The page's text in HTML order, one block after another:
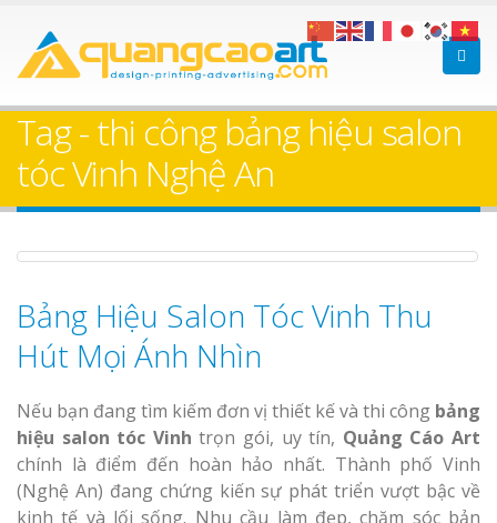
Tag - thi công bảng hiệu salon
tóc Vinh Nghệ An
Bảng Hiệu Salon Tóc Vinh Thu
Hút Mọi Ánh Nhìn
Nếu bạn đang tìm kiếm đơn vị thiết kế và thi công bảng
hiệu salon tóc Vinh trọn gói, uy tín, Quảng Cáo Art
chính là điểm đến hoàn hảo nhất. Thành phố Vinh
(Nghệ An) đang chứng kiến sự phát triển vượt bậc về
kinh tế và lối sống. Nhu cầu làm đẹp, chăm sóc bản
Làm bảng hiệu gỗ tại
Bảng gỗ treo cửa
Làm bảng hiệu gỗ tại
Làm Biển
Thuận An
Thi công
cáo Thuận
Dương